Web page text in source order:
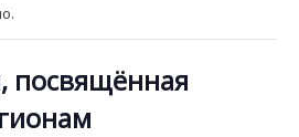
посвящённая